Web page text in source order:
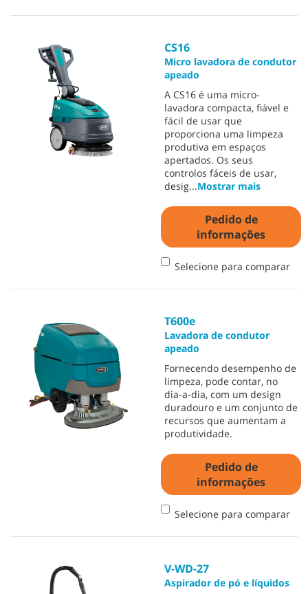
CS16
Micro lavadora de condutor
apeado
A CS16 é uma micro-
lavadora compacta, fiável e
fácil de usar que
proporciona uma limpeza
produtiva em espaços
apertados. Os seus
controlos fáceis de usar,
desig...Mostrar mais
Pedido de
informações
Selecione para comparar
T600e
Lavadora de condutor
apeado
Fornecendo desempenho de
limpeza, pode contar, no
dia-a-dia, com um design
duradouro e um conjunto de
recursos que aumentam a
produtividade.
Pedido de
informações
Selecione para comparar
V-WD-27
Aspirador de pó e líquidos